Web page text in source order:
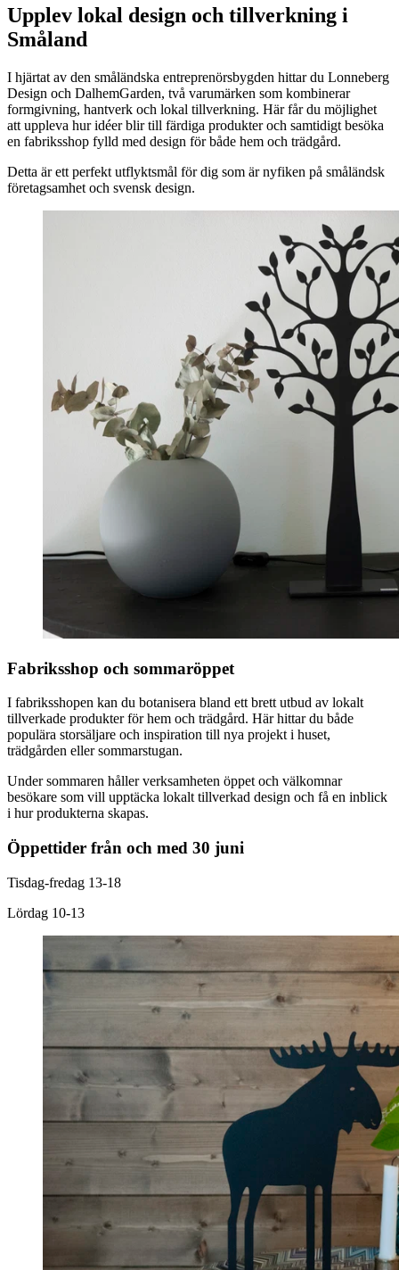
Upplev lokal design och tillverkning i
Småland
I hjärtat av den småländska entreprenörsbygden hittar du Lonneberg
Design och DalhemGarden, två varumärken som kombinerar
formgivning, hantverk och lokal tillverkning. Här får du möjlighet
att uppleva hur idéer blir till färdiga produkter och samtidigt besöka
en fabriksshop fylld med design för både hem och trädgård.
Detta är ett perfekt utflyktsmål för dig som är nyfiken på småländsk
företagsamhet och svensk design.
Fabriksshop och sommaröppet
I fabriksshopen kan du botanisera bland ett brett utbud av lokalt
tillverkade produkter för hem och trädgård. Här hittar du både
populära storsäljare och inspiration till nya projekt i huset,
trädgården eller sommarstugan.
Under sommaren håller verksamheten öppet och välkomnar
besökare som vill upptäcka lokalt tillverkad design och få en inblick
i hur produkterna skapas.
Öppettider från och med 30 juni
Tisdag-fredag 13-18
Lördag 10-13